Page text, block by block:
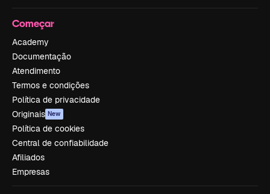
Começar
Academy
Documentação
Atendimento
Termos e condições
Política de privacidade
Originais New
Política de cookies
Central de confiabilidade
Afiliados
Empresas